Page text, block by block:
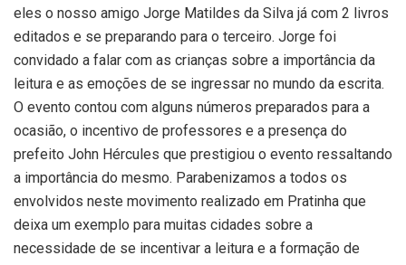
eles o nosso amigo Jorge Matildes da Silva já com 2 livros
editados e se preparando para o terceiro. Jorge foi
convidado a falar com as crianças sobre a importância da
leitura e as emoções de se ingressar no mundo da escrita.
O evento contou com alguns números preparados para a
ocasião, o incentivo de professores e a presença do
prefeito John Hércules que prestigiou o evento ressaltando
a importância do mesmo. Parabenizamos a todos os
envolvidos neste movimento realizado em Pratinha que
deixa um exemplo para muitas cidades sobre a
necessidade de se incentivar a leitura e a formação de